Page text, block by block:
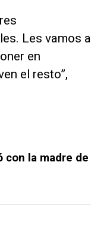
Les vamos a
en
el resto”,
con la madre de